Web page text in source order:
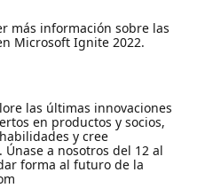
más información sobre las
Microsoft Ignite 2022.
las últimas innovaciones
en productos y socios,
y cree
a nosotros del 12 al
forma al futuro de la